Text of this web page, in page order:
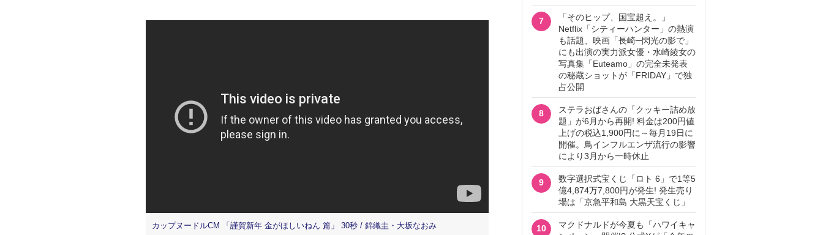
カップヌードルCM 「謹賀新年 金がほしいねん 篇」 30秒 / 錦織圭・大坂なおみ
7
「そのヒップ、国宝超え。」
Netflix「シティーハンター」の熱演
も話題、映画「長崎─閃光の影で」
にも出演の実力派女優・水崎綾女の
写真集「Euteamo」の完全未発表
の秘蔵ショットが「FRIDAY」で独
占公開
8
ステラおばさんの「クッキー詰め放
題」が6月から再開! 料金は200円値
上げの税込1,900円に～毎月19日に
開催。鳥インフルエンザ流行の影響
により3月から一時休止
9
数字選択式宝くじ「ロト 6」で1等5
億4,874万7,800円が発生! 発生売り
場は「京急平和島 大黒天宝くじ」
10
マクドナルドが今夏も「ハワイキャ